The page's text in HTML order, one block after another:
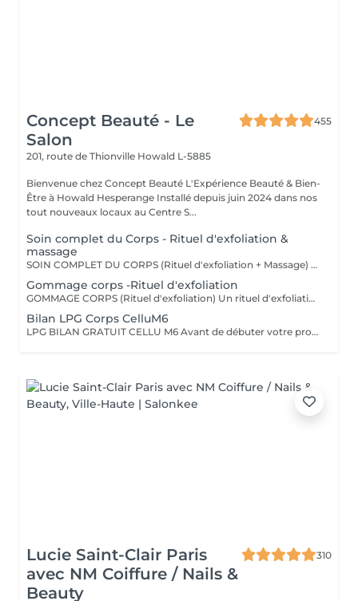
Concept Beauté - Le
Salon
455
201, route de Thionville Howald L-5885
Bienvenue chez Concept Beauté L'Expérience Beauté & Bien-
Être à Howald Hesperange Installé depuis juin 2024 dans nos
tout nouveaux locaux au Centre S...
Soin complet du Corps - Rituel d'exfoliation &
massage
SOIN COMPLET DU CORPS (Rituel d'exfoliation + Massage) Un soin divin combinant un gommage doux et un massage relaxant pour une peau sublimée et un corps détendu. L'exfoliation, réalisée avec le Body Strategist Scrub de Comfort Zone, élimine les cellules mortes, affine le grain de peau et prépare à l'absorption des actifs hydratants. Le massage qui suit nourrit et apaise la peau grâce aux textures veloutées et aux actifs régénérants des huiles de soin Comfort Zone, pour une sensation de bien-être absolu.
Gommage corps -Rituel d'exfoliation
GOMMAGE CORPS (Rituel d'exfoliation) Un rituel d'exfoliation délicat qui débarrasse la peau des impuretés et cellules mortes pour la laisser incroyablement douce et lumineuse. Nous utilisons le Body Strategist Scrub de Comfort Zone, un gommage aux particules naturelles qui stimule la microcirculation et révèle l'éclat de votre peau. Idéal avant un massage, un soin hydratant ou pour préparer la peau au bronzage.
Bilan LPG Corps CelluM6
LPG BILAN GRATUIT CELLU M6 Avant de débuter votre programme LPG, nous vous offrons un bilan personnalisé. Cette séance permet d'analyser votre peau, d'évaluer vos besoins et de définir ensemble le protocole le plus adapté à vos objectifs (fermeté, cellulite, drainage, remodelage). Grâce à la technologie brevetée LPG Endermologie, nous vous conseillons un programme sur-mesure pour optimiser vos résultats dès la première séance. Un accompagnement exclusif : En plus de votre programme LPG, bénéficiez des conseils d'une professionnelle, coach en nutrition et bien-être, pour des résultats optimisés et durables. Un suivi global pour retrouver une silhouette harmonieuse et une meilleure vitalité ! Le Lipomassage est une technique issu de l'endermologie ,c'est la solution aux problèmes de cellulite, de graisses localisées et de relachement cutané. Cellu M6 combine trois efets majeurs: - Le destockage : il active la lipolyse et stimule les adipocytes déclenchant la libération des graisses - Le raffermissement : il stimule les fibroblastes pour générer collagène et élastine - Le rescultage : il décloisonne les amas graisseux et agit sur les septas ( aspect capitons )
Lucie Saint-Clair Paris
avec NM Coiffure / Nails &
Beauty
310